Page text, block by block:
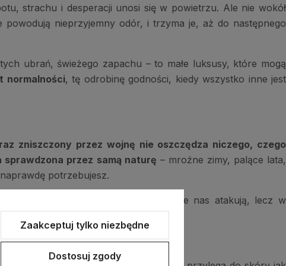
strachu i desperacji unosi się w powietrzu. Ale nie wokół
powodują nieprzyjemny odór, i trzyma je, aż do następnego
ubrań, świeżego zapachu – to małe luksusy, które mogą
normalności, tę odrobinę godności, kiedy wszystko inne jest
zniszczony przez wojnę nie oszczędza niczego, czego
sprawdzona przez samą naturę – mroźne zimy, palące lata,
potrzebujesz.
tylko w oporze przed siłami, które nas atakują, lecz w
Zaakceptuj tylko niezbędne
Dostosuj zgody